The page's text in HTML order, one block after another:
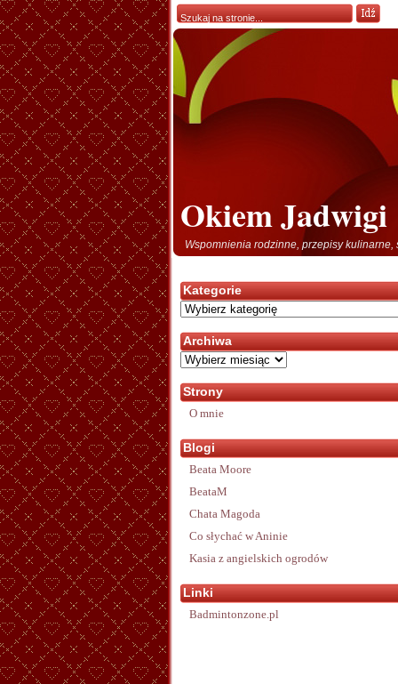
Okiem Jadwigi
Wspomnienia rodzinne, przepisy kulinarne,
Kategorie
Kategorie
Archiwa
Archiwa
Strony
O mnie
Blogi
Beata Moore
BeataM
Chata Magoda
Co słychać w Aninie
Kasia z angielskich ogrodów
Linki
Badmintonzone.pl